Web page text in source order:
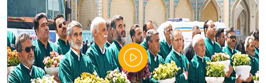
رہبرشہید کے سوگواروں کے لئے کرامت رضوی فاؤنڈیشن کی جانب سے
پذیرائي کا وسیع انتظام
(( آقای شہید ایران )) نامی چار جلدوں پر مشتمل کتاب منظرعام پر
آگئی
شہید رہبر(رح) ایک قرآنی نابغہ اور قرآنی احکامات پرعمل کرنے والی